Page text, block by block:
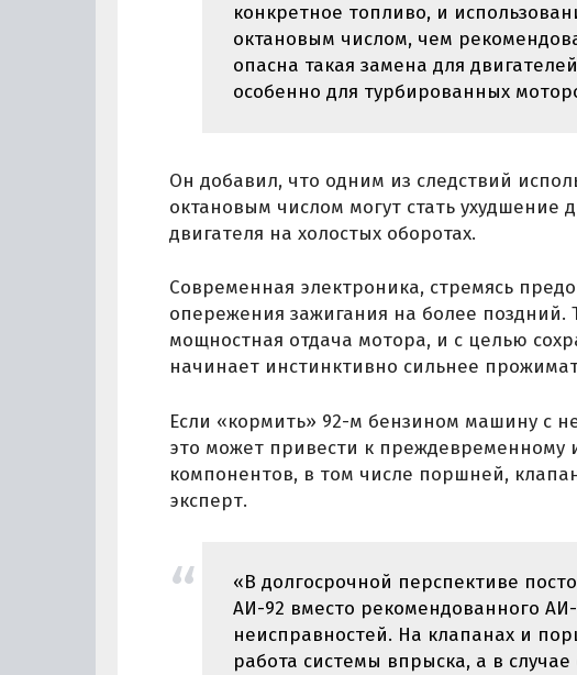
конкретное топливо, и
октановым числом, чем
опасна такая замена для
особенно для турбированных
Он добавил, что одним из следствий
октановым числом могут стать
двигателя на холостых оборотах.
Современная электроника, стремясь
опережения зажигания на более поздний.
мощностная отдача мотора, и с целью
начинает инстинктивно сильнее
Если «кормить» 92-м бензином машину с
это может привести к преждевременному
компонентов, в том числе поршней,
эксперт.
«В долгосрочной перспективе
АИ-92 вместо рекомендованного
неисправностей. На клапанах и
работа системы впрыска, а в